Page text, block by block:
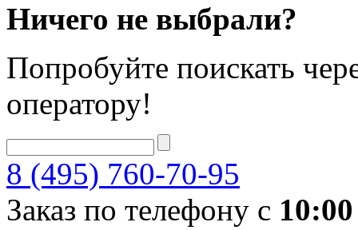
Ничего не выбрали?
Попробуйте поискать
оператору!
8 (495) 760-70-95
Заказ по телефону с 10:00